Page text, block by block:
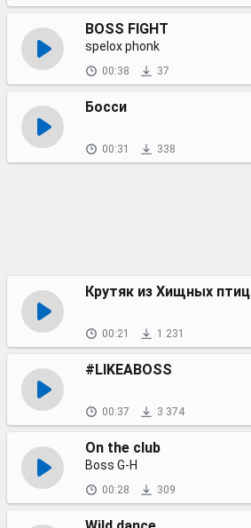
BOSS FIGHT
spelox phonk
00:38 37
Босси
00:31 338
Крутяк из Хищных птиц
00:21 1 231
#LIKEABOSS
00:37 3 374
On the club
Boss G-H
00:28 309